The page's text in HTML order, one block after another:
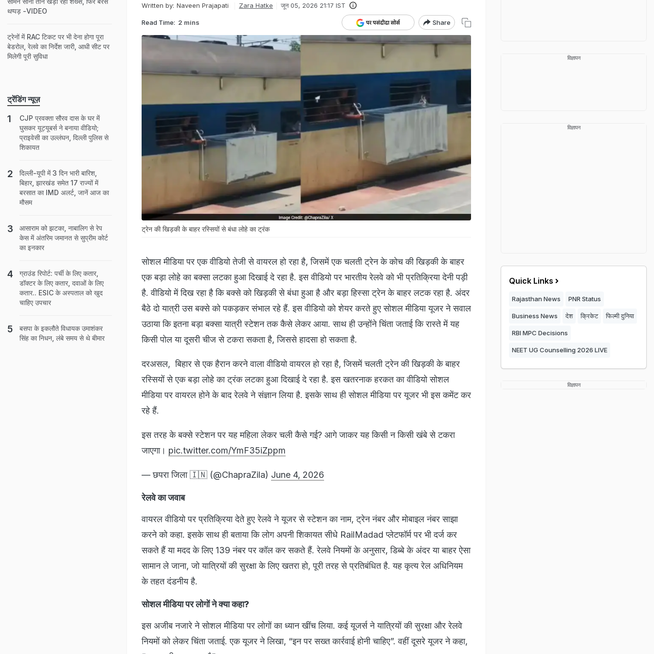
Written by: Naveen Prajapati Zara Hatke जून 05, 2026 21:17 IST
Read Time: 2 mins Share
ट्रेन की खिड़की के बाहर रस्सियों से बंधा लोहे का ट्रंक
सोशल मीडिया पर एक वीडियो तेजी से वायरल हो रहा है, जिसमें एक चलती ट्रेन के कोच की खिड़की के बाहर
एक बड़ा लोहे का बक्सा लटका हुआ दिखाई दे रहा है. इस वीडियो पर भारतीय रेलवे को भी प्रतिक्रिया देनी पड़ी
है. वीडियो में दिख रहा है कि बक्से को खिड़की से बंधा हुआ है और बड़ा हिस्सा ट्रेन के बाहर लटक रहा है. अंदर
बैठे दो यात्री उस बक्से को पकड़कर संभाल रहे हैं. इस वीडियो को शेयर करते हुए सोशल मीडिया यूजर ने सवाल
उठाया कि इतना बड़ा बक्सा यात्री स्टेशन तक कैसे लेकर आया. साथ ही उन्होंने चिंता जताई कि रास्ते में यह
किसी पोल या दूसरी चीज से टकरा सकता है, जिससे हादसा हो सकता है.
दरअसल, बिहार से एक हैरान करने वाला वीडियो वायरल हो रहा है, जिसमें चलती ट्रेन की खिड़की के बाहर
रस्सियों से एक बड़ा लोहे का ट्रंक लटका हुआ दिखाई दे रहा है. इस खतरनाक हरकत का वीडियो सोशल
मीडिया पर वायरल होने के बाद रेलवे ने संज्ञान लिया है. इसके साथ ही सोशल मीडिया पर यूजर भी इस कमेंट कर
रहे हैं.
इस तरह के बक्से स्टेशन पर यह महिला लेकर चली कैसे गई? आगे जाकर यह किसी न किसी खंबे से टकरा
जाएगा। pic.twitter.com/YmF35iZppm
— छपरा जिला 🇮🇳 (@ChapraZila) June 4, 2026
रेलवे का जवाब
वायरल वीडियो पर प्रतिक्रिया देते हुए रेलवे ने यूजर से स्टेशन का नाम, ट्रेन नंबर और मोबाइल नंबर साझा
करने को कहा. इसके साथ ही बताया कि लोग अपनी शिकायत सीधे RailMadad प्लेटफॉर्म पर भी दर्ज कर
सकते हैं या मदद के लिए 139 नंबर पर कॉल कर सकते हैं. रेलवे नियमों के अनुसार, डिब्बे के अंदर या बाहर ऐसा
सामान ले जाना, जो यात्रियों की सुरक्षा के लिए खतरा हो, पूरी तरह से प्रतिबंधित है. यह कृत्य रेल अधिनियम
के तहत दंडनीय है.
सोशल मीडिया पर लोगों ने क्या कहा?
इस अजीब नजारे ने सोशल मीडिया पर लोगों का ध्यान खींच लिया. कई यूजर्स ने यात्रियों की सुरक्षा और रेलवे
नियमों को लेकर चिंता जताई. एक यूजर ने लिखा, “इन पर सख्त कार्रवाई होनी चाहिए”. वहीं दूसरे यूजर ने कहा,
थप्पड़ -VIDEO
ट्रेनों में RAC टिकट पर भी देना होगा पूरा
बेडरोल, रेलवे का निर्देश जारी, आधी सीट पर
मिलेगी पूरी सुविधा
ट्रेंडिंग न्यूज़
CJP प्रवक्ता सौरव दास के घर में
घुसकर यूट्यूबर्स ने बनाया वीडियो;
प्राइवेसी का उल्लंघन, दिल्ली पुलिस से
शिकायत
दिल्ली-यूपी में 3 दिन भारी बारिश,
बिहार, झारखंड समेत 17 राज्यों में
बरसात का IMD अलर्ट, जानें आज का
मौसम
आसाराम को झटका, नाबालिग से रेप
केस में अंतरिम जमानत से सुप्रीम कोर्ट
का इनकार
ग्राउंड रिपोर्ट: पर्ची के लिए कतार,
डॉक्टर के लिए कतार, दवाओं के लिए
कतार.. ESIC के अस्पताल को खुद
चाहिए उपचार
बसपा के इकलौते विधायक उमाशंकर
सिंह का निधन, लंबे समय से थे बीमार
विज्ञापन
विज्ञापन
Quick Links
Rajasthan News PNR Status
Business News देश क्रिकेट फिल्मी दुनिया
RBI MPC Decisions
NEET UG Counselling 2026 LIVE
विज्ञापन